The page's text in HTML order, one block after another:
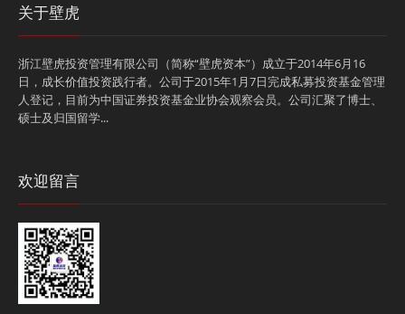
关于壁虎
浙江壁虎投资管理有限公司（简称“壁虎资本”）成立于2014年6月16
日，成长价值投资践行者。公司于2015年1月7日完成私募投资基金管理
人登记，目前为中国证券投资基金业协会观察会员。公司汇聚了博士、
硕士及归国留学...
欢迎留言